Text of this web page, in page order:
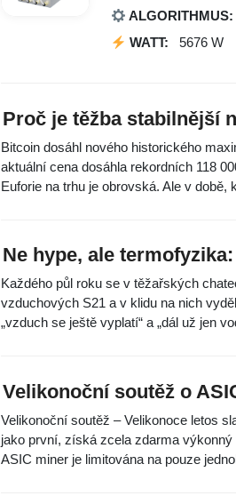
ALGORITHMUS:
WATT: 5676 W
Proč je těžba stabilnější
Bitcoin dosáhl nového historického
aktuální cena dosáhla rekordních 118
Euforie na trhu je obrovská. Ale v
Ne hype, ale
Každého půl roku se v těžařských
vzduchových S21 a v klidu na nich
„vzduch se ještě vyplatí“ a „dál už jen
Velikonoční soutěž o
Velikonoční soutěž – Velikonoce letos
jako první, získá zcela zdarma
ASIC miner je limitována na pouze